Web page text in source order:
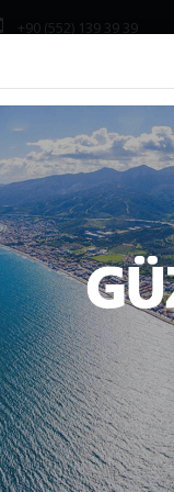
+90 (552) 139 39 39
EVİM